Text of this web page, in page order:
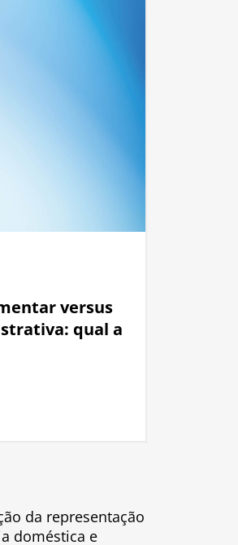
versus
qual a
da representação
doméstica e